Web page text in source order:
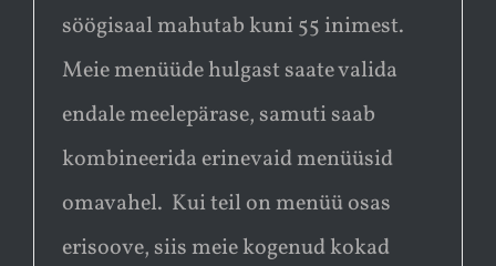
söögisaal mahutab kuni 55 inimest.
Meie menüüde hulgast saate valida
endale meelepärase, samuti saab
kombineerida erinevaid menüüsid
omavahel. Kui teil on menüü osas
erisoove, siis meie kogenud kokad